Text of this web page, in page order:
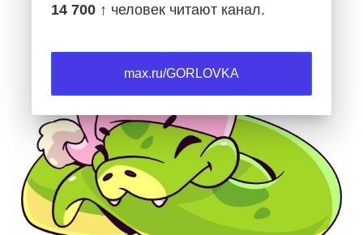
14 700 ↑ человек читают канал.
max.ru/GORLOVKA